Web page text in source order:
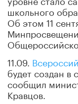
школьного
Об этом 11
11.09.
будет создан в
сообщил
Кравцов.